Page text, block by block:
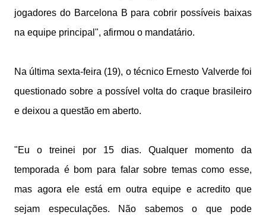
jogadores do Barcelona B para cobrir possíveis baixas
na equipe principal", afirmou o mandatário.
Na última sexta-feira (19), o técnico Ernesto Valverde foi
questionado sobre a possível volta do craque brasileiro
e deixou a questão em aberto.
"Eu o treinei por 15 dias. Qualquer momento da
temporada é bom para falar sobre temas como esse,
mas agora ele está em outra equipe e acredito que
sejam especulações. Não sabemos o que pode